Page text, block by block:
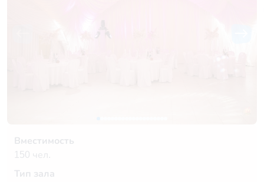
Вместимость
150 чел.
Тип зала